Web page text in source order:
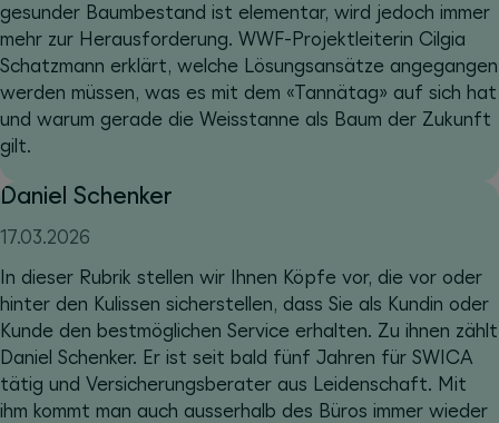
gesunder Baumbestand ist elementar, wird jedoch immer
mehr zur Herausforderung. WWF-Projektleiterin Cilgia
Schatzmann erklärt, welche Lösungsansätze angegangen
werden müssen, was es mit dem «Tannätag» auf sich hat
und warum gerade die Weisstanne als Baum der Zukunft
gilt.
Daniel Schenker
17.03.2026
In dieser Rubrik stellen wir Ihnen Köpfe vor, die vor oder
hinter den Kulissen sicherstellen, dass Sie als Kundin oder
Kunde den bestmöglichen Service erhalten. Zu ihnen zählt
Daniel Schenker. Er ist seit bald fünf Jahren für SWICA
tätig und Versicherungsberater aus Leidenschaft. Mit
ihm kommt man auch ausserhalb des Büros immer wieder